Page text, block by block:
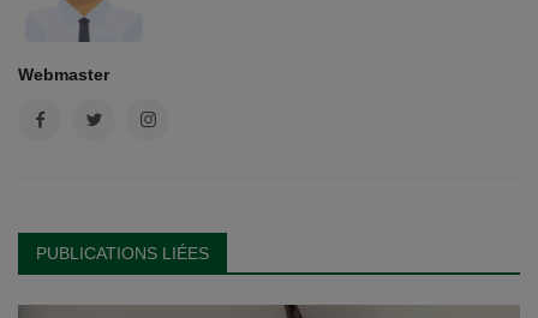
Webmaster
PUBLICATIONS LIÉES